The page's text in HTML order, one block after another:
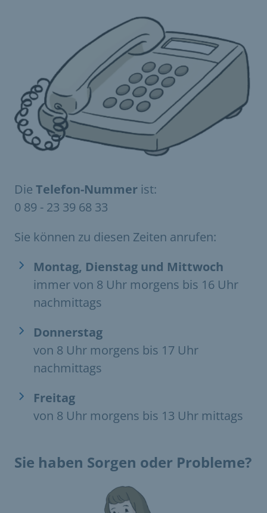
Die Telefon-Nummer ist:
0 89 - 23 39 68 33
Sie können zu diesen Zeiten anrufen:
Montag, Dienstag und Mittwoch
immer von 8 Uhr morgens bis 16 Uhr
nachmittags
Donnerstag
von 8 Uhr morgens bis 17 Uhr
nachmittags
Freitag
von 8 Uhr morgens bis 13 Uhr mittags
Sie haben Sorgen oder Probleme?